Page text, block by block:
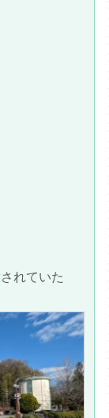
れていた